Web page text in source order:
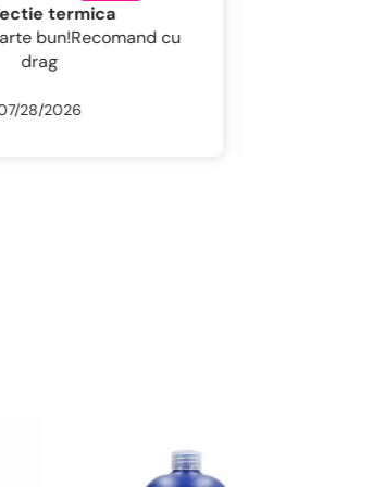
hidratant cu miros
plăcut .
07/27/2026